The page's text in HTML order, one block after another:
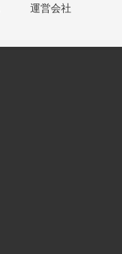
運営会社